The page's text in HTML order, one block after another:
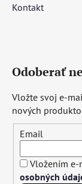
Kontakt
Odoberať
Vložte svoj e-
nových
Email
Vložením
osobných